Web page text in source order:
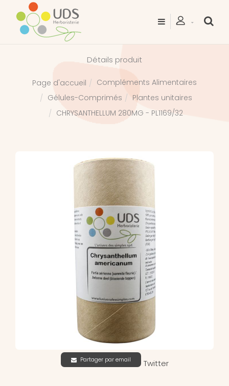
Détails produit
Page d'accueil
Compléments Alimentaires
Gélules-Comprimés
Plantes unitaires
CHRYSANTHELLUM 280MG - PL1169/32
Partager par email Twitter